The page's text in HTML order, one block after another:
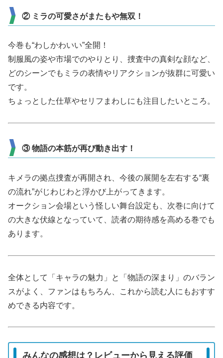
② ミラの可愛さがまたもや無双！
今巻も“わしかわいい”全開！
制服風の姿や市場でのやりとり、捜査中の真剣な顔など、
どのシーンでもミラの表情やリアクションが抜群に可愛い
です。
ちょっとした仕草やセリフまわしにも注目したいところ。
③ 物語の本筋が再び動き出す！
キメラの拠点捜査が再開され、今後の展開を左右する“裏
の流れ”がじわじわと浮かび上がってきます。
オークション会場という怪しい舞台設定も、次巻に向けて
の大きな伏線となっていて、読者の期待感を高める巻でも
あります。
全体として「キャラの魅力」と「物語の深まり」のバラン
スがよく、ファンはもちろん、これから読む人にもおすす
めできる内容です。
みんなの感想は？レビューから見える評価